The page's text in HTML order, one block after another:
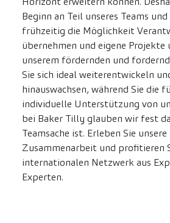
Beginn an Teil unseres Teams
frühzeitig die Möglichkeit
übernehmen und eigene Projekte
unserem fördernden und
Sie sich ideal weiterentwickeln
hinauswachsen, während Sie die
individuelle Unterstützung von
bei Baker Tilly glauben wir fest
Teamsache ist. Erleben Sie
Zusammenarbeit und profitieren
internationalen Netzwerk aus
Experten.